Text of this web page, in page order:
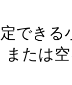
でき
または